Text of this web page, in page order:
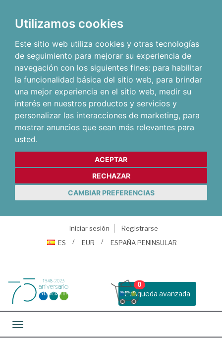
Utilizamos cookies
Este sitio web utiliza cookies y otras tecnologías
de seguimiento para mejorar su experiencia de
navegación con los siguientes fines: para habilitar
la funcionalidad básica del sitio web, para brindar
una mejor experiencia en el sitio web, medir su
interés en nuestros productos y servicios y
personalizar las interacciones de marketing, para
mostrar anuncios que sean más relevantes para
usted.
ACEPTAR
RECHAZAR
CAMBIAR PREFERENCIAS
Iniciar sesión
Registrarse
ES
EUR ESPAÑA PENINSULAR
Busqueda avanzada
0
Toggle navigation